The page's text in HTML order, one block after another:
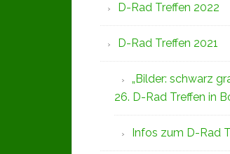
D-Rad Treffen 2022
D-Rad Treffen 2021
„Bilder: schwarz
26. D-Rad Treffen in
Infos zum D-Rad